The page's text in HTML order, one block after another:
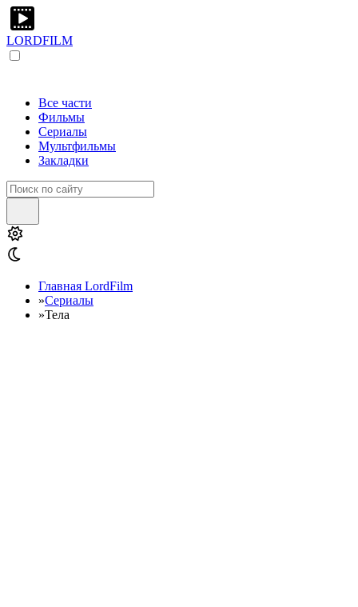
LORDFILM
Все части
Фильмы
Сериалы
Мультфильмы
Закладки
Главная LordFilm
»Сериалы
»Тела